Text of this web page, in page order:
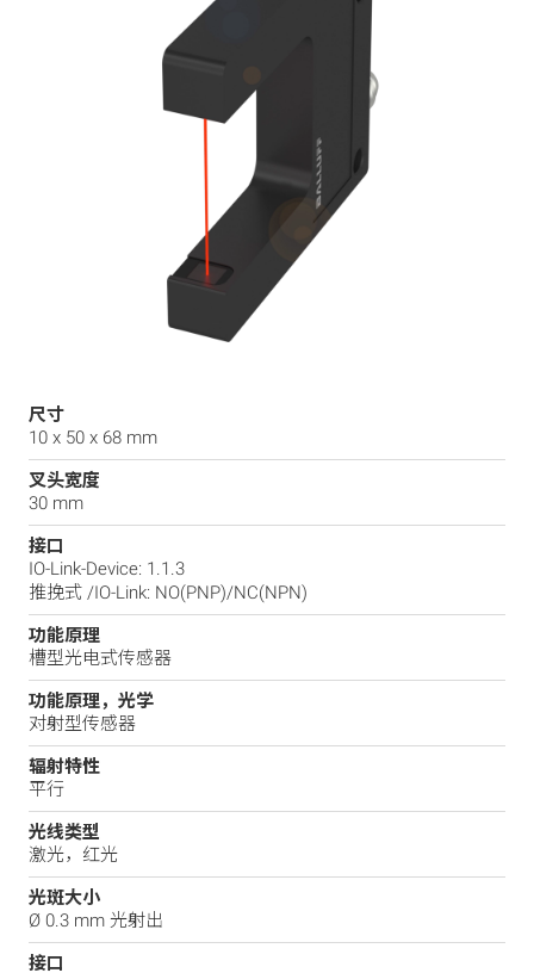
尺寸
10 x 50 x 68 mm
叉头宽度
30 mm
接口
IO-Link-Device: 1.1.3
推挽式 /IO-Link: NO(PNP)/NC(NPN)
功能原理
槽型光电式传感器
功能原理，光学
对射型传感器
辐射特性
平行
光线类型
激光，红光
光斑大小
Ø 0.3 mm 光射出
接口